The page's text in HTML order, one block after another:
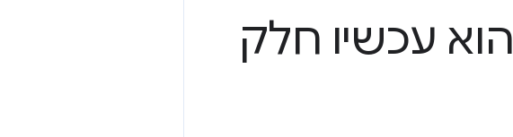
Segmenter הוא עכשיו חלק